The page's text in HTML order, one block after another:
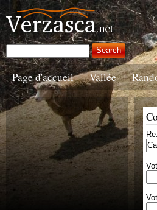
Page d'accueil Vallée
Re: